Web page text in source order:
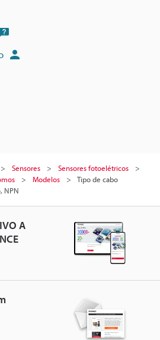
Sensores
Sensores fotoelétricos
Modelos
Tipo de cabo
NPN
A